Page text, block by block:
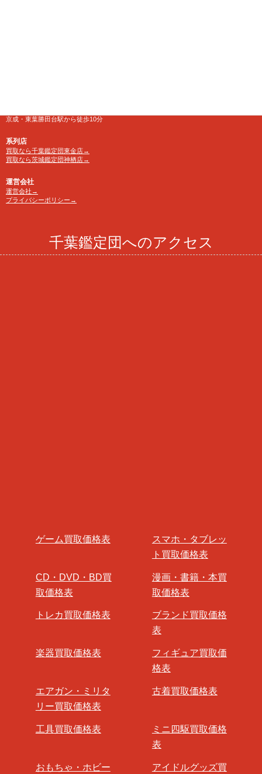
京成・東葉勝田台駅から徒歩10分
系列店
買取なら千葉鑑定団東金店→
買取なら茨城鑑定団神栖店→
運営会社
運営会社→
プライバシーポリシー→
千葉鑑定団へのアクセス
ゲーム買取価格表
スマホ・タブレッ
ト買取価格表
CD・DVD・BD買
取価格表
漫画・書籍・本買
取価格表
トレカ買取価格表
ブランド買取価格
表
楽器買取価格表
フィギュア買取価
格表
エアガン・ミリタ
リー買取価格表
古着買取価格表
工具買取価格表
ミニ四駆買取価格
表
おもちゃ・ホビー
アイドルグッズ買